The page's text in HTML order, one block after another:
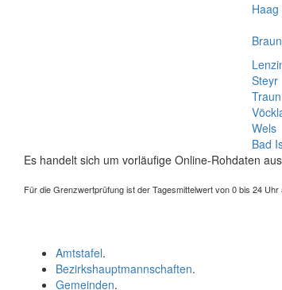
Steyr
Traun
Wels
Bad
Es handelt sich um vorläufige Online-Rohdaten
Für die Grenzwertprüfung ist der Tagesmittelwert von 0 bis 24
Amtstafel.
Bezirkshauptmannschaften.
Gemeinden.